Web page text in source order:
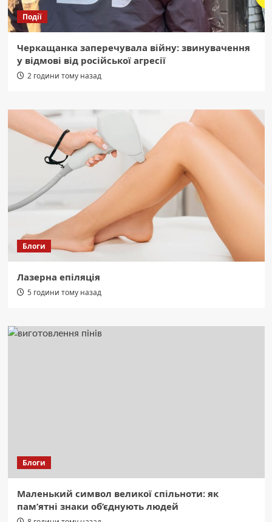
Події
Черкащанка заперечувала війну: звинувачення
у відмові від російської агресії
2 години тому назад
Блоги
Лазерна епіляція
5 години тому назад
Блоги
Маленький символ великої спільноти: як
пам’ятні знаки об’єднують людей